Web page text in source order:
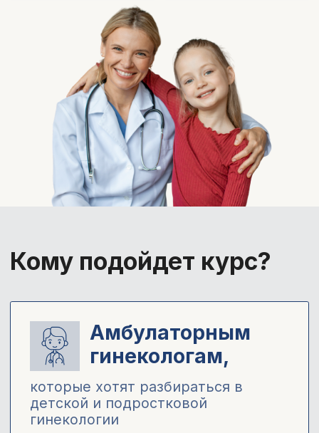
Амбулаторным
гинекологам,
которые хотят разбираться в
детской иподростковой
гинекологии
Педиатрам и
врачам общей
практики,
которые регулярно сталкиваются с
гинекологическими вопросами у
которые наблюдают пациентов в
ведения
Кому подойдет курс?